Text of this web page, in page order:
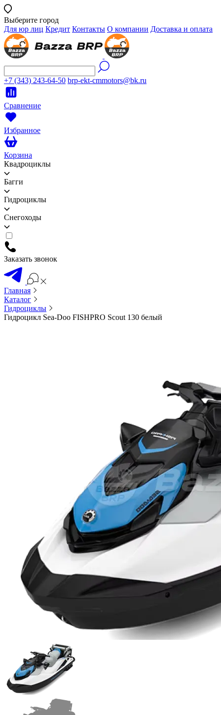
Выберите город
Для юр лиц Кредит Контакты О компании Доставка и оплата
+7 (343) 243-64-50 brp-ekt-cmmotors@bk.ru
Сравнение
Избранное
Корзина
Квадроциклы
Багги
Гидроциклы
Снегоходы
Заказать звонок
Главная
Каталог
Гидроциклы
Гидроцикл Sea-Doo FISHPRO Scout 130 белый